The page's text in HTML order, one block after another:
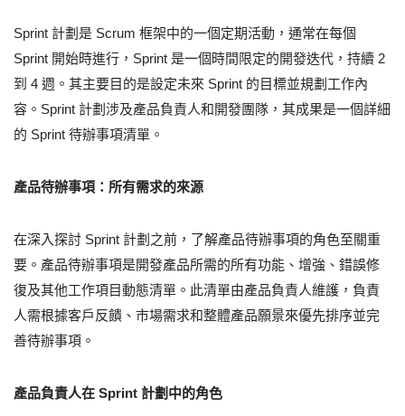
Sprint 計劃是 Scrum 框架中的一個定期活動，通常在每個
Sprint 開始時進行，Sprint 是一個時間限定的開發迭代，持續 2
到 4 週。其主要目的是設定未來 Sprint 的目標並規劃工作內
容。Sprint 計劃涉及產品負責人和開發團隊，其成果是一個詳細
的 Sprint 待辦事項清單。
產品待辦事項：所有需求的來源
在深入探討 Sprint 計劃之前，了解產品待辦事項的角色至關重
要。產品待辦事項是開發產品所需的所有功能、增強、錯誤修
復及其他工作項目動態清單。此清單由產品負責人維護，負責
人需根據客戶反饋、市場需求和整體產品願景來優先排序並完
善待辦事項。
產品負責人在 Sprint 計劃中的角色